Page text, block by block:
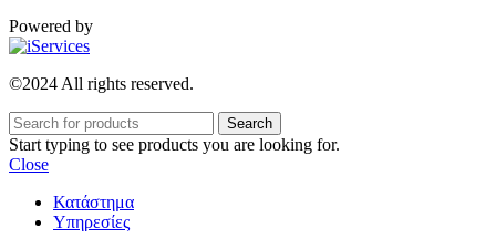
Powered by
©2024 All rights reserved.
Search
Start typing to see products you are looking for.
Close
Κατάστημα
Υπηρεσίες